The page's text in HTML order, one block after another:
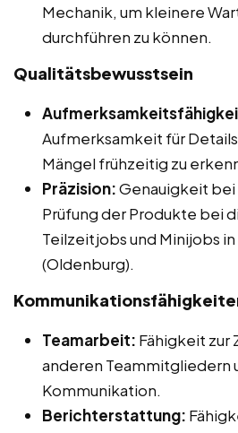
Mechanik, um kleinere
durchführen zu können.
Qualitätsbewusstsein
Aufmerksamkeit für
Mängel frühzeitig zu
Präzision:Genauigkeit
Prüfung der Produkte bei
Teilzeitjobs und Minijobs
(Oldenburg).
Teamarbeit: Fähigkeit zur
anderen Teammitgliedern
Kommunikation.
Berichterstattung: